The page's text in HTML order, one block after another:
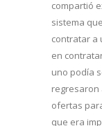
compartió
sistema
contratar a
en
uno podía
regresaron
ofertas
que era